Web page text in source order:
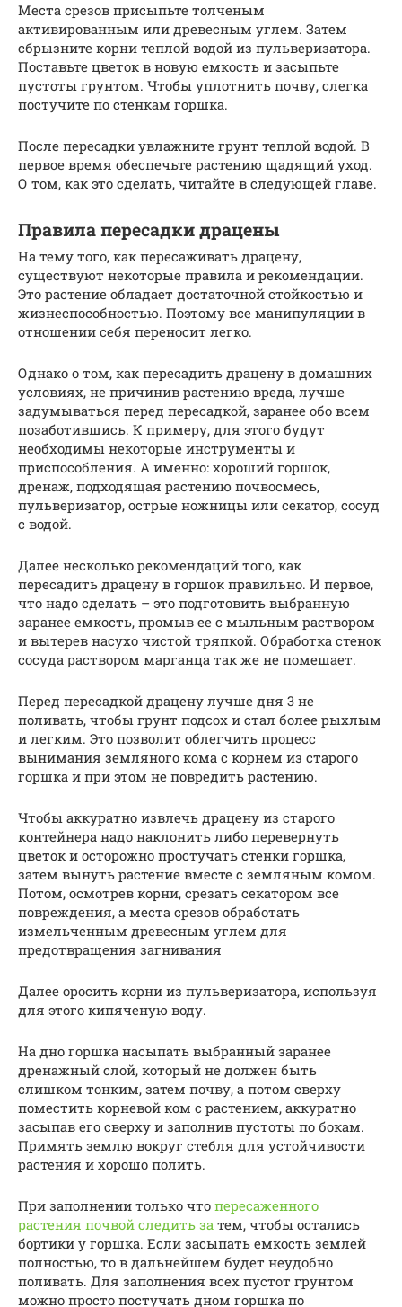
Места срезов присыпьте толченым
активированным или древесным углем. Затем
сбрызните корни теплой водой из пульверизатора.
Поставьте цветок в новую емкость и засыпьте
пустоты грунтом. Чтобы уплотнить почву, слегка
постучите по стенкам горшка.
После пересадки увлажните грунт теплой водой. В
первое время обеспечьте растению щадящий уход.
О том, как это сделать, читайте в следующей главе.
Правила пересадки драцены
На тему того, как пересаживать драцену,
существуют некоторые правила и рекомендации.
Это растение обладает достаточной стойкостью и
жизнеспособностью. Поэтому все манипуляции в
отношении себя переносит легко.
Однако о том, как пересадить драцену в домашних
условиях, не причинив растению вреда, лучше
задумываться перед пересадкой, заранее обо всем
позаботившись. К примеру, для этого будут
необходимы некоторые инструменты и
приспособления. А именно: хороший горшок,
дренаж, подходящая растению почвосмесь,
пульверизатор, острые ножницы или секатор, сосуд
с водой.
Далее несколько рекомендаций того, как
пересадить драцену в горшок правильно. И первое,
что надо сделать – это подготовить выбранную
заранее емкость, промыв ее с мыльным раствором
и вытерев насухо чистой тряпкой. Обработка стенок
сосуда раствором марганца так же не помешает.
Перед пересадкой драцену лучше дня 3 не
поливать, чтобы грунт подсох и стал более рыхлым
и легким. Это позволит облегчить процесс
вынимания земляного кома с корнем из старого
горшка и при этом не повредить растению.
Чтобы аккуратно извлечь драцену из старого
контейнера надо наклонить либо перевернуть
цветок и осторожно простучать стенки горшка,
затем вынуть растение вместе с земляным комом.
Потом, осмотрев корни, срезать секатором все
повреждения, а места срезов обработать
измельченным древесным углем для
предотвращения загнивания
Далее оросить корни из пульверизатора, используя
для этого кипяченую воду.
На дно горшка насыпать выбранный заранее
дренажный слой, который не должен быть
слишком тонким, затем почву, а потом сверху
поместить корневой ком с растением, аккуратно
засыпав его сверху и заполнив пустоты по бокам.
Примять землю вокруг стебля для устойчивости
растения и хорошо полить.
При заполнении только что пересаженного
растения почвой следить за тем, чтобы остались
бортики у горшка. Если засыпать емкость землей
полностью, то в дальнейшем будет неудобно
поливать. Для заполнения всех пустот грунтом
можно просто постучать дном горшка по